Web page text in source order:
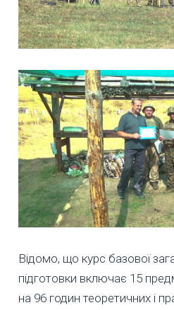
Відомо, що курс базової
підготовки включає 15
на 96 годин теоретичних і